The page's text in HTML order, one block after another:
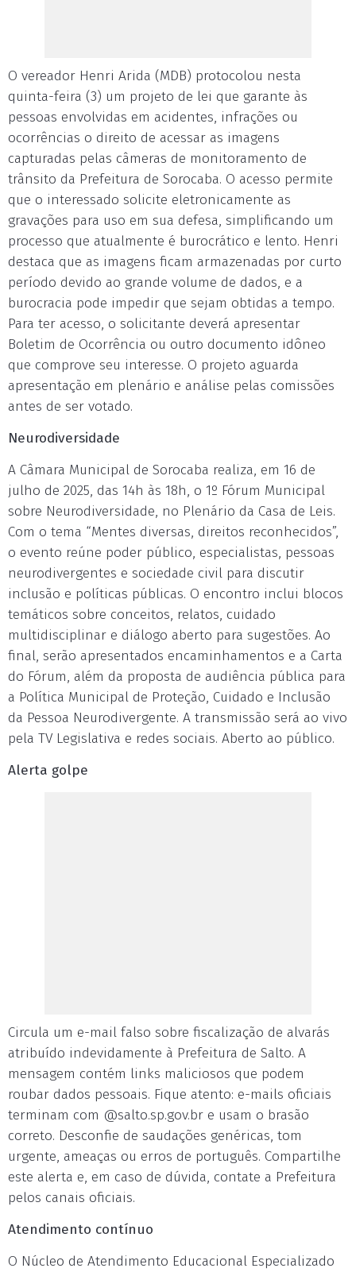
O vereador Henri Arida (MDB) protocolou nesta
quinta-feira (3) um projeto de lei que garante às
pessoas envolvidas em acidentes, infrações ou
ocorrências o direito de acessar as imagens
capturadas pelas câmeras de monitoramento de
trânsito da Prefeitura de Sorocaba. O acesso permite
que o interessado solicite eletronicamente as
gravações para uso em sua defesa, simplificando um
processo que atualmente é burocrático e lento. Henri
destaca que as imagens ficam armazenadas por curto
período devido ao grande volume de dados, e a
burocracia pode impedir que sejam obtidas a tempo.
Para ter acesso, o solicitante deverá apresentar
Boletim de Ocorrência ou outro documento idôneo
que comprove seu interesse. O projeto aguarda
apresentação em plenário e análise pelas comissões
antes de ser votado.
Neurodiversidade
A Câmara Municipal de Sorocaba realiza, em 16 de
julho de 2025, das 14h às 18h, o 1º Fórum Municipal
sobre Neurodiversidade, no Plenário da Casa de Leis.
Com o tema “Mentes diversas, direitos reconhecidos”,
o evento reúne poder público, especialistas, pessoas
neurodivergentes e sociedade civil para discutir
inclusão e políticas públicas. O encontro inclui blocos
temáticos sobre conceitos, relatos, cuidado
multidisciplinar e diálogo aberto para sugestões. Ao
final, serão apresentados encaminhamentos e a Carta
do Fórum, além da proposta de audiência pública para
a Política Municipal de Proteção, Cuidado e Inclusão
da Pessoa Neurodivergente. A transmissão será ao vivo
pela TV Legislativa e redes sociais. Aberto ao público.
Alerta golpe
Circula um e-mail falso sobre fiscalização de alvarás
atribuído indevidamente à Prefeitura de Salto. A
mensagem contém links maliciosos que podem
roubar dados pessoais. Fique atento: e-mails oficiais
terminam com @salto.sp.gov.br e usam o brasão
correto. Desconfie de saudações genéricas, tom
urgente, ameaças ou erros de português. Compartilhe
este alerta e, em caso de dúvida, contate a Prefeitura
pelos canais oficiais.
Atendimento contínuo
O Núcleo de Atendimento Educacional Especializado